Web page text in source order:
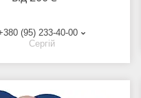
(95) 233-40-00
Сергій